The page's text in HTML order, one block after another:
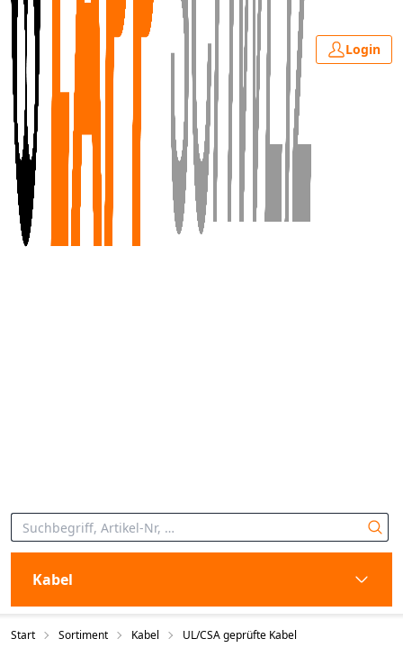
Login
Kabel
Start Sortiment Kabel UL/CSA geprüfte Kabel